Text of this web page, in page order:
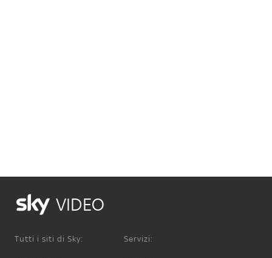
VIDEO
Tutti i siti di Sky: Servizi: